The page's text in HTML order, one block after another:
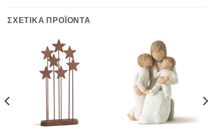
ΣΧΕΤΙΚΆ ΠΡΟΪΌΝΤΑ